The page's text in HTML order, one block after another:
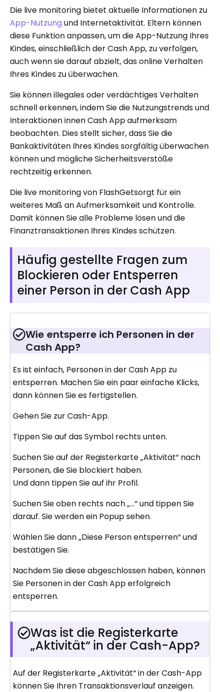
Die live monitoring bietet aktuelle Informationen zu
App-Nutzung und Internetaktivität. Eltern können
diese Funktion anpassen, um die App-Nutzung Ihres
Kindes, einschließlich der Cash App, zu verfolgen,
auch wenn sie darauf abzielt, das online Verhalten
Ihres Kindes zu überwachen.
Sie können illegales oder verdächtiges Verhalten
schnell erkennen, indem Sie die Nutzungstrends und
Interaktionen innen Cash App aufmerksam
beobachten. Dies stellt sicher, dass Sie die
Bankaktivitäten Ihres Kindes sorgfältig überwachen
können und mögliche Sicherheitsverstöße
rechtzeitig erkennen.
Die live monitoring von FlashGetsorgt für ein
weiteres Maß an Aufmerksamkeit und Kontrolle.
Damit können Sie alle Probleme lösen und die
Finanztransaktionen Ihres Kindes schützen.
Häufig gestellte Fragen zum
Blockieren oder Entsperren
einer Person in der Cash App
Wie entsperre ich Personen in der
Cash App?
Es ist einfach, Personen in der Cash App zu
entsperren. Machen Sie ein paar einfache Klicks,
dann können Sie es fertigstellen.
Gehen Sie zur Cash-App.
Tippen Sie auf das Symbol rechts unten.
Suchen Sie auf der Registerkarte „Aktivität“ nach
Personen, die Sie blockiert haben.
Und dann tippen Sie auf ihr Profil.
Suchen Sie oben rechts nach „…“ und tippen Sie
darauf. Sie werden ein Popup sehen.
Wählen Sie dann „Diese Person entsperren“ und
bestätigen Sie.
Nachdem Sie diese abgeschlossen haben, können
Sie Personen in der Cash App erfolgreich
entsperren.
Was ist die Registerkarte
„Aktivität“ in der Cash-App?
Auf der Registerkarte „Aktivität“ in der Cash-App
können Sie Ihren Transaktionsverlauf anzeigen.